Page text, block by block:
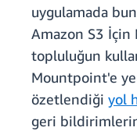
uygulamada
Amazon S3
topluluğun
Mountpoint'e
özetlendiği yol
geri